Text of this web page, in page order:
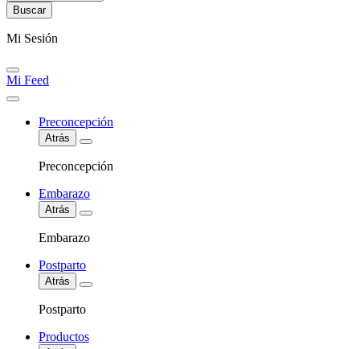
Mi Sesión
Mi Feed
Preconcepción
Atrás
Preconcepción
Embarazo
Atrás
Embarazo
Postparto
Atrás
Postparto
Productos